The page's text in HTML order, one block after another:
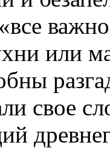
или
свое